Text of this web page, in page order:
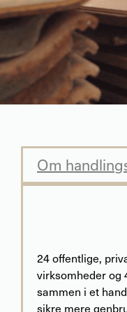
Om
24 offentlige,
virksomheder og
sammen i et
sikre mere